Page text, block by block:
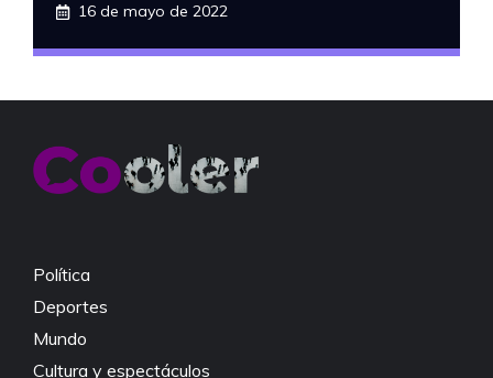
16 de mayo de 2022
Política
Deportes
Mundo
Cultura y espectáculos